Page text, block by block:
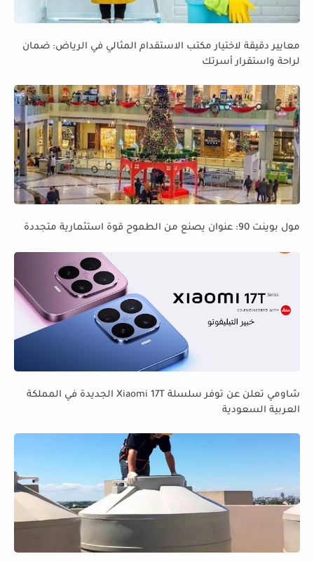
معايير دقيقة لاختيار مكتب الاستقدام المثالي في الرياض: ضمان
لراحة واستقرار أسرتك
مول بوينت 90: عنوان يصنع من الطموح قوة استثمارية متجددة
شاومي تعلن عن توفر سلسلة Xiaomi 17T الجديدة في المملكة
العربية السعودية